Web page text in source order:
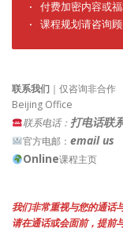
· 付费加密内容或
· 课程规划请咨询
联系我们 ｜仅咨询非合作
Beijing Office
联系电话： 打电话联
官方电邮： email us
Online课程主页
我们非常重视与您的通话
请在通话或会面前，提前